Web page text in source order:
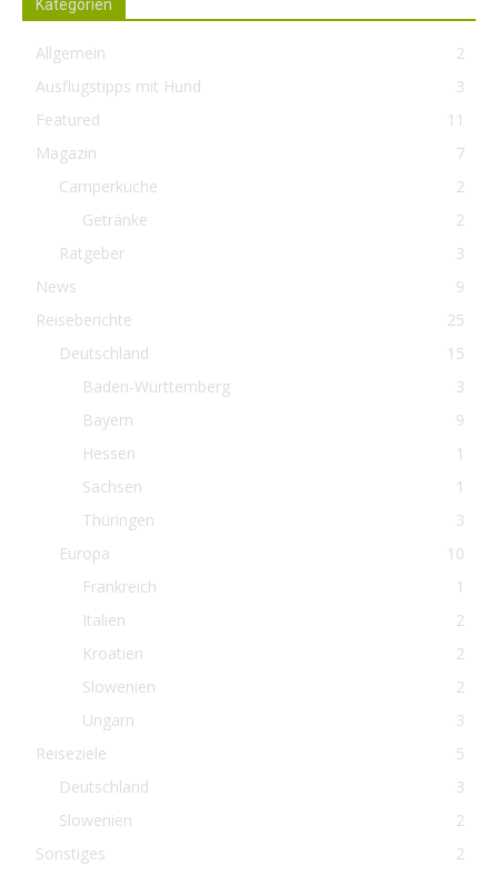
Kategorien
Allgemein
2
Ausflugstipps mit Hund
3
Featured
11
Magazin
7
Camperküche
2
Getränke
2
Ratgeber
3
News
9
Reiseberichte
25
Deutschland
15
Baden-Württemberg
3
Bayern
9
Hessen
1
Sachsen
1
Thüringen
3
Europa
10
Frankreich
1
Italien
2
Kroatien
2
Slowenien
2
Ungarn
3
Reiseziele
5
Deutschland
3
Slowenien
2
Sonstiges
2